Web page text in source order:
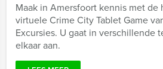
Maak in Amersfoort kennis met de
virtuele Crime City Tablet Game
Excursies. U gaat in verschillende
elkaar aan.